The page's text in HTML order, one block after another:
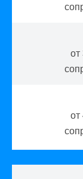
от
от